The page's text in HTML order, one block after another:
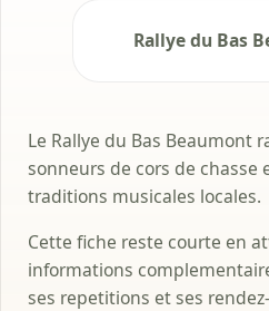
Rallye du Bas
Le Rallye du Bas Beaumont
sonneurs de cors de chasse
traditions musicales locales.
Cette fiche reste courte en
informations
ses repetitions et ses